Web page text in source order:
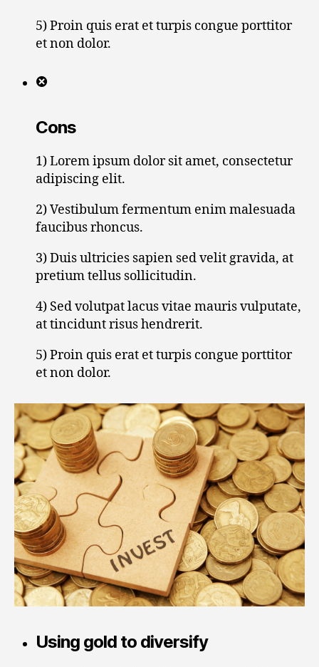
5) Proin quis erat et turpis congue porttitor
et non dolor.
Cons
1) Lorem ipsum dolor sit amet, consectetur
adipiscing elit.
2) Vestibulum fermentum enim malesuada
faucibus rhoncus.
3) Duis ultricies sapien sed velit gravida, at
pretium tellus sollicitudin.
4) Sed volutpat lacus vitae mauris vulputate,
at tincidunt risus hendrerit.
5) Proin quis erat et turpis congue porttitor
et non dolor.
Using gold to diversify